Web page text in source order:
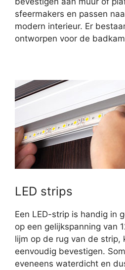
sfeermakers en passen
modern interieur. Er
ontworpen voor de
LED strips
Een LED-strip is handig in
op een gelijkspanning van
lijm op de rug van de strip,
eenvoudig bevestigen.
eveneens waterdicht en